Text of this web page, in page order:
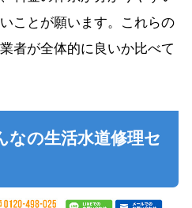
ことが願います。これらの
者が全体的に良いか比べて
なの生活水道修理セ